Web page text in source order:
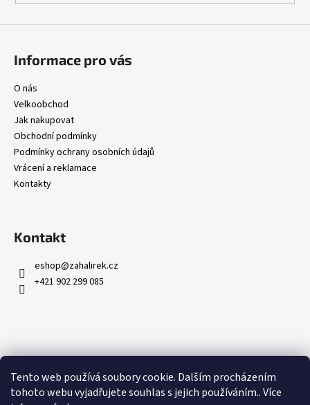
Tento web používá soubory cookie. Dalším procházením
tohoto webu vyjadřujete souhlas s jejich používáním.. Více
ý
p
Informace pro vás
O nás
Velkoobchod
Jak nakupovat
Obchodní podmínky
Podmínky ochrany osobních údajů
Vrácení a reklamace
Kontakty
Kontakt
eshop@zahalirek.cz
+421 902 299 085
Přijímáme online platby